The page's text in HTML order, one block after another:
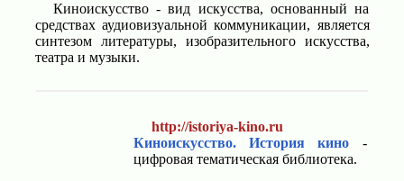
Киноискусство - вид искусства, основанный на
средствах аудиовизуальной коммуникации, является
синтезом литературы, изобразительного искусства,
театра и музыки.
http://istoriya-kino.ru
Киноискусство. История кино -
цифровая тематическая библиотека.